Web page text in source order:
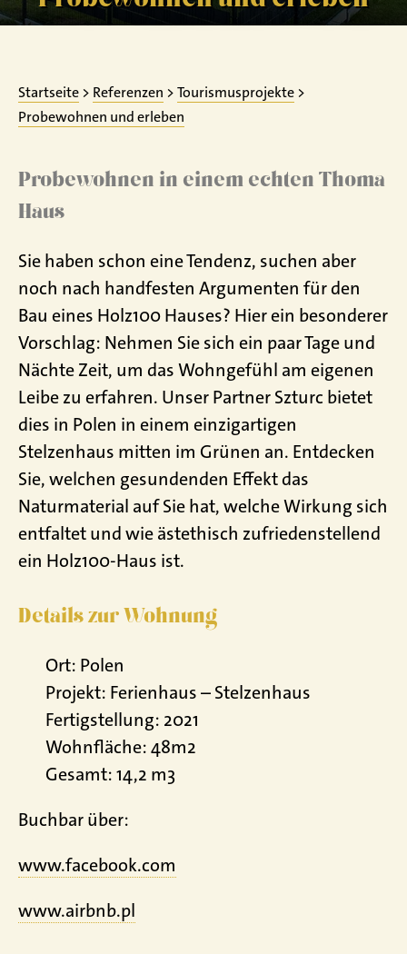
Startseite > Referenzen >Tourismusprojekte >
Probewohnen und erleben
Probewohnen in einem echten Thoma
Haus
Sie haben schon eine Tendenz, suchen aber
noch nach handfesten Argumenten für den
Bau eines Holz100 Hauses? Hier ein besonderer
Vorschlag: Nehmen Sie sich ein paar Tage und
Nächte Zeit, um das Wohngefühl am eigenen
Leibe zu erfahren. Unser Partner Szturc bietet
dies in Polen in einem einzigartigen
Stelzenhaus mitten im Grünen an. Entdecken
Sie, welchen gesundenden Effekt das
Naturmaterial auf Sie hat, welche Wirkung sich
entfaltet und wie ästethisch zufriedenstellend
ein Holz100-Haus ist.
Details zur Wohnung
Ort: Polen
Projekt: Ferienhaus – Stelzenhaus
Fertigstellung: 2021
Wohnfläche: 48m2
Gesamt: 14,2 m3
Buchbar über:
www.facebook.com
www.airbnb.pl